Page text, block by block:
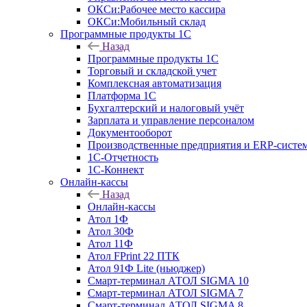
ОКСи:Рабочее место кассира
ОКСи:Мобильный склад
Программные продукты 1С
Назад
Программные продукты 1С
Торговый и складской учет
Комплексная автоматизация
Платформа 1С
Бухгалтерский и налоговый учёт
Зарплата и управление персоналом
Документооборот
Производственные предприятия и ERP-
1С-Отчетность
1С-Коннект
Онлайн-кассы
Назад
Онлайн-кассы
Атол 1Ф
Атол 30Ф
Атол 11Ф
Атол FPrint 22 ПТК
Атол 91Ф Lite (ньюджер)
Смарт-терминал АТОЛ SIGMA 10
Смарт-терминал АТОЛ SIGMA 7